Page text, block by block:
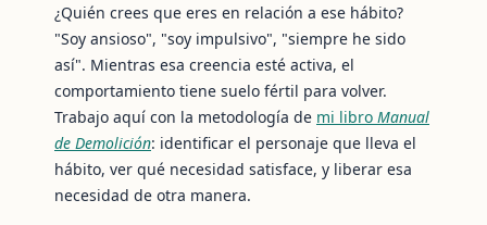
¿Quién crees que eres en relación a ese hábito?
"Soy ansioso", "soy impulsivo", "siempre he sido
así". Mientras esa creencia esté activa, el
comportamiento tiene suelo fértil para volver.
Trabajo aquí con la metodología de mi libro Manual
de Demolición: identificar el personaje que lleva el
hábito, ver qué necesidad satisface, y liberar esa
necesidad de otra manera.